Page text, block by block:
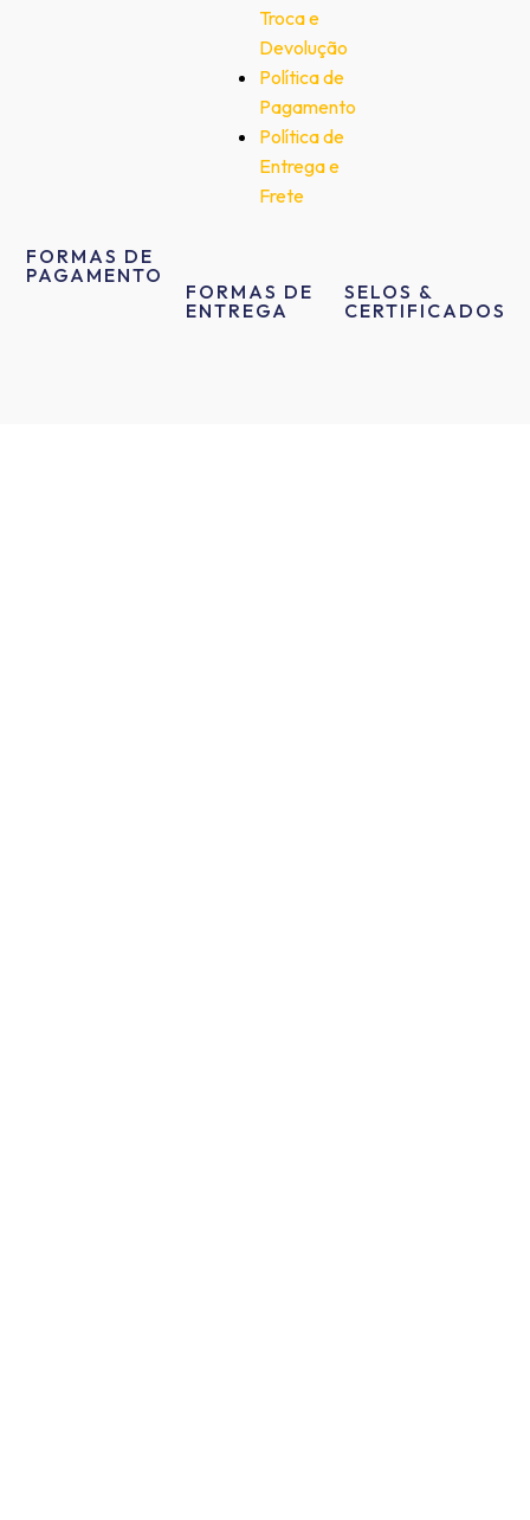
Troca e
Devolução
Política de
Pagamento
Política de
Entrega e
Frete
FORMAS DE
PAGAMENTO
FORMAS DE
ENTREGA
SELOS &
CERTIFICADOS